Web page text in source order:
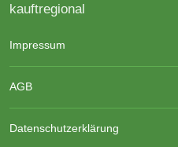
kauftregional
Impressum
AGB
Datenschutzerklärung